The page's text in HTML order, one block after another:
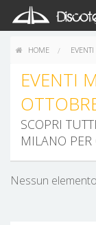
HOME EVENTI
EVENTI
SCOPRI
Nessun